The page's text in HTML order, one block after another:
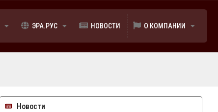
ЭРА.РУС НОВОСТИ О КОМПАНИИ
Новости